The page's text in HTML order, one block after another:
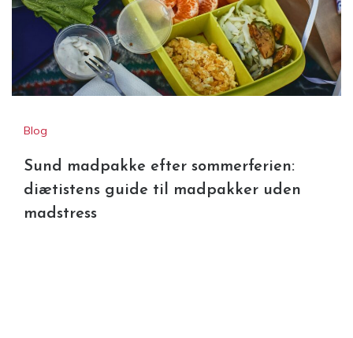
Blog
Sund madpakke efter sommerferien:
diætistens guide til madpakker uden
madstress